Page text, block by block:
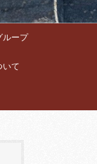
ループ
いて